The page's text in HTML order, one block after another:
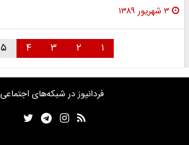
۳ شهریور ۱۳۸۹
۱ ۲ ۳ ۴ ۵
فردانیوز در شبکه‌های اجتماعی